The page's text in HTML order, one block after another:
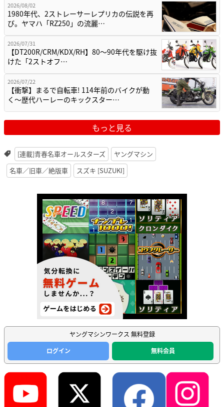
2026/08/02
1980年代、2ストレーサーレプリカの伝説を再
び。ヤマハ「RZ250」の流麗…
2026/07/31
【DT200R/CRM/KDX/RH】80〜90年代を駆け抜
けた「2ストオフ…
2026/07/22
【衝撃】まるで自転車! 114年前のバイクが動
く〜歴代ハーレーのキックスター…
もっと見る
[連載]青春名車オールスターズ
ヤングマシン
名車／旧車／絶版車
スズキ [SUZUKI]
ヤングマシンワークス 無料登録
ログイン
無料会員